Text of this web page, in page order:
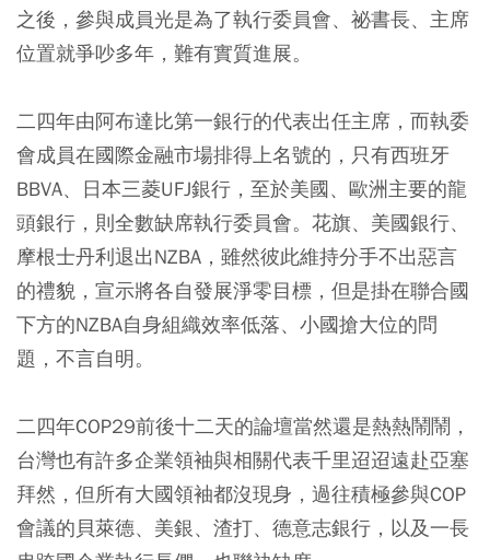
之後，參與成員光是為了執行委員會、祕書長、主席
位置就爭吵多年，難有實質進展。
二四年由阿布達比第一銀行的代表出任主席，而執委
會成員在國際金融市場排得上名號的，只有西班牙
BBVA、日本三菱UFJ銀行，至於美國、歐洲主要的龍
頭銀行，則全數缺席執行委員會。花旗、美國銀行、
摩根士丹利退出NZBA，雖然彼此維持分手不出惡言
的禮貌，宣示將各自發展淨零目標，但是掛在聯合國
下方的NZBA自身組織效率低落、小國搶大位的問
題，不言自明。
二四年COP29前後十二天的論壇當然還是熱熱鬧鬧，
台灣也有許多企業領袖與相關代表千里迢迢遠赴亞塞
拜然，但所有大國領袖都沒現身，過往積極參與COP
會議的貝萊德、美銀、渣打、德意志銀行，以及一長